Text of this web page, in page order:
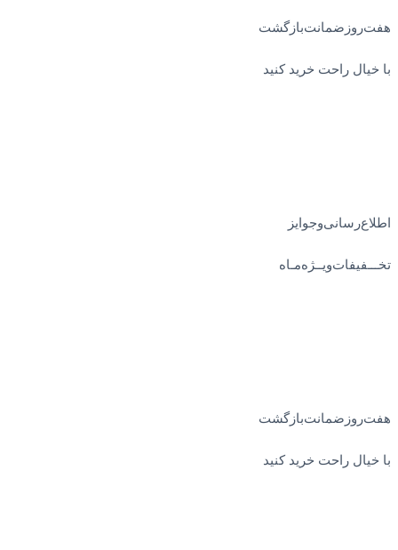
هفت‌روز‌ضمانت‌بازگشت
با خیال راحت خرید کنید
اطلاع‌رسانی‌و‌جوایز
تخـــفیفات‌ویــژه‌مـاه
هفت‌روز‌ضمانت‌بازگشت
با خیال راحت خرید کنید